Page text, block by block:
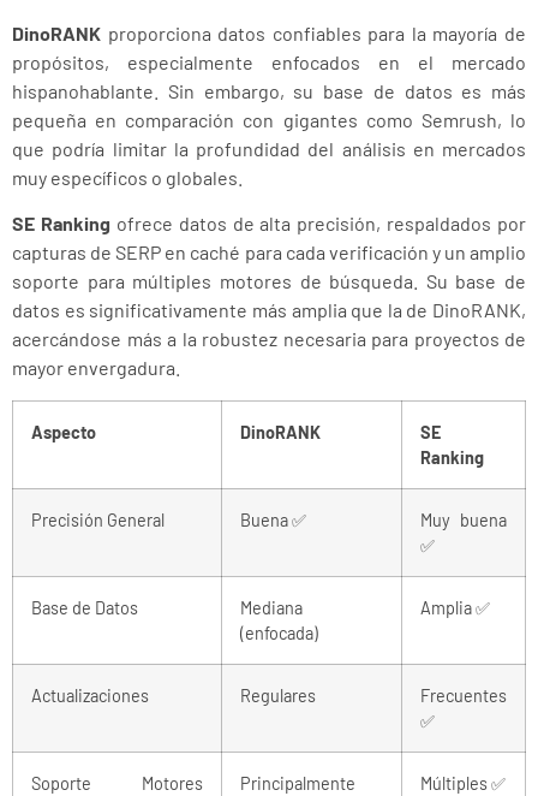
DinoRANK proporciona datos confiables para la mayoría de
propósitos, especialmente enfocados en el mercado
hispanohablante. Sin embargo, su base de datos es más
pequeña en comparación con gigantes como Semrush, lo
que podría limitar la profundidad del análisis en mercados
muy específicos o globales.
SE Ranking ofrece datos de alta precisión, respaldados por
capturas de SERP en caché para cada verificación y un amplio
soporte para múltiples motores de búsqueda. Su base de
datos es significativamente más amplia que la de DinoRANK,
acercándose más a la robustez necesaria para proyectos de
mayor envergadura.
Aspecto DinoRANK
SE
Ranking
Precisión General Buena ✅
Muy buena
✅
Base de Datos
Mediana
(enfocada)
Amplia ✅
Actualizaciones Regulares
Frecuentes
✅
Soporte Motores
Principalmente
Múltiples ✅